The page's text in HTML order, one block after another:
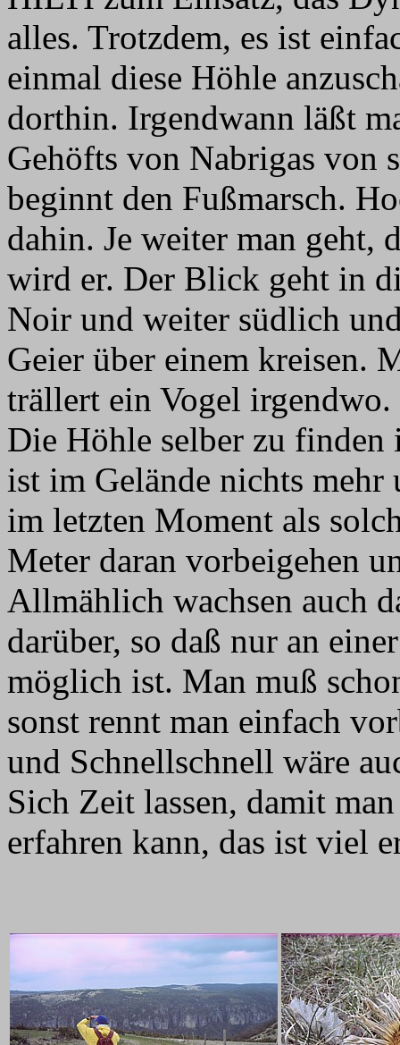
alles. Trotzdem, es ist
einmal diese Höhle
dorthin. Irgendwann läßt
Gehöfts von Nabrigas von
beginnt den Fußmarsch.
dahin. Je weiter man geht,
wird er. Der Blick geht in
Noir und weiter südlich
Geier über einem kreisen.
trällert ein Vogel irgendwo.
Die Höhle selber zu
ist im Gelände nichts
im letzten Moment als
Meter daran vorbeigehen
Allmählich wachsen auch
darüber, so daß nur an
möglich ist. Man muß
sonst rennt man einfach
und Schnellschnell wäre
Sich Zeit lassen, damit
erfahren kann, das ist viel